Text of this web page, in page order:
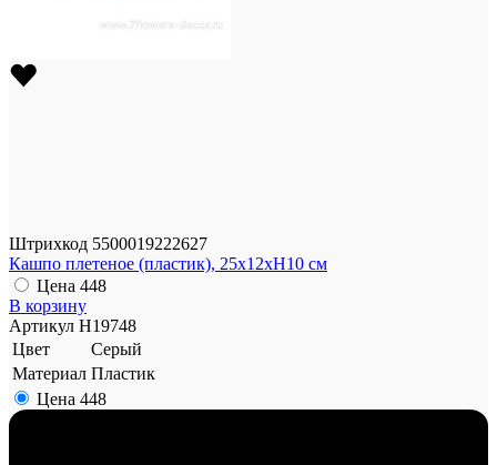
Штрихкод 5500019222627
Кашпо плетеное (пластик), 25х12хН10 см
Цена 448
В корзину
Артикул H19748
Цвет
Серый
Материал Пластик
Цена 448